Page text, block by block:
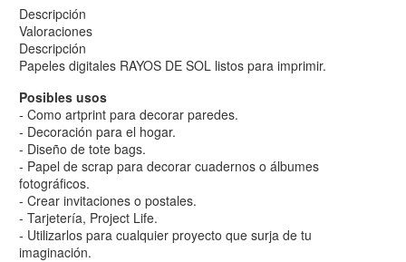
Descripción
Valoraciones
Descripción
Papeles digitales RAYOS DE SOL listos para imprimir.
Posibles usos
- Como artprint para decorar paredes.
- Decoración para el hogar.
- Diseño de tote bags.
- Papel de scrap para decorar cuadernos o álbumes
fotográficos.
- Crear invitaciones o postales.
- Tarjetería, Project Life.
- Utilizarlos para cualquier proyecto que surja de tu
imaginación.